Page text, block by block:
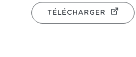
TÉLÉCHARGER